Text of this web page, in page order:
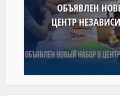
ОБЪЯВЛЕН
ЦЕНТР